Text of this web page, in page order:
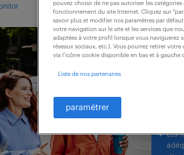
Les
pouvez choisir de ne pas autoriser les
fonctionnement du site Internet. Cliquez sur
savoir plus et modifier nos paramètres par
votre navigation sur le site et les services que
adaptées à votre profil lorsque vous naviguerez
réseaux sociaux, etc.). Vous pourrez retirer
via l’icône cookie disponible en bas et à gauche
Liste de nos partenaires
paramétrer